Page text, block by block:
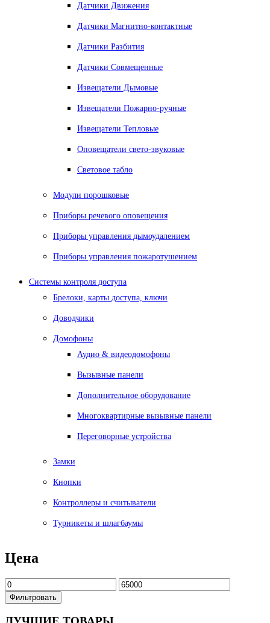
Датчики Движения
Датчики Магнитно-контактные
Датчики Разбития
Датчики Совмещенные
Извещатели Дымовые
Извещатели Пожарно-ручные
Извещатели Тепловые
Оповещатели свето-звуковые
Световое табло
Модули порошковые
Приборы речевого оповещения
Приборы управления дымоудалением
Приборы управления пожаротушением
Системы контроля доступа
Брелоки, карты доступа, ключи
Доводчики
Домофоны
Аудио & видеодомофоны
Вызывные панели
Дополнительное оборудование
Многоквартирные вызывные панели
Переговорные устройства
Замки
Кнопки
Контроллеры и считыватели
Турникеты и шлагбаумы
Цена
Фильтровать